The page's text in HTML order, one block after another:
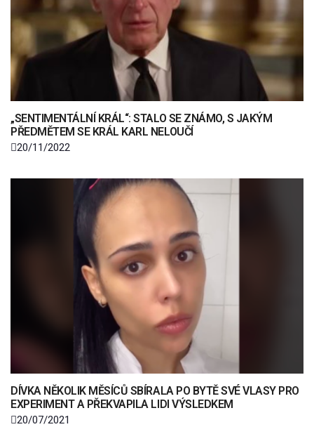
„SENTIMENTÁLNÍ KRÁL“: STALO SE ZNÁMO, S JAKÝM
PŘEDMĚTEM SE KRÁL KARL NELOUČÍ
20/11/2022
DÍVKA NĚKOLIK MĚSÍCŮ SBÍRALA PO BYTĚ SVÉ VLASY PRO
EXPERIMENT A PŘEKVAPILA LIDI VÝSLEDKEM
20/07/2021